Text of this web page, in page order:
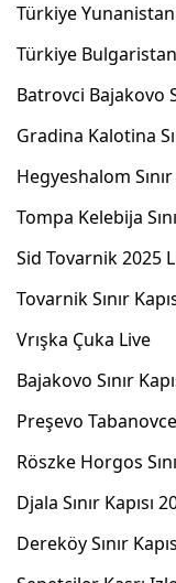
Türkiye Yunanistan
Türkiye Bulgaristan
Batrovci Bajakovo
Gradina Kalotina
Hegyeshalom Sınır
Tompa Kelebija
Sid Tovarnik 2025
Tovarnik Sınır
Vrışka Çuka Live
Bajakovo Sınır
Preşevo Tabanovce
Röszke Horgos
Djala Sınır Kapısı
Dereköy Sınır